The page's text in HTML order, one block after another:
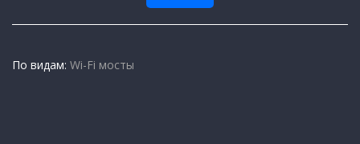
По видам: Wi-Fi мосты